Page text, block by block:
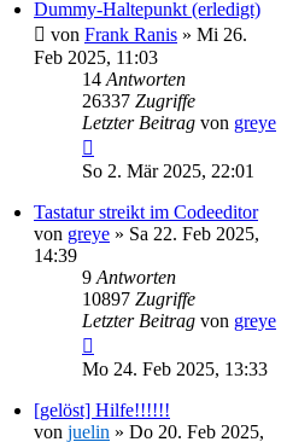
Dummy-Haltepunkt (erledigt)
von Frank Ranis » Mi 26.
Feb 2025, 11:03
14 Antworten
26337 Zugriffe
Letzter Beitrag von greye
So 2. Mär 2025, 22:01
Tastatur streikt im Codeeditor
von greye » Sa 22. Feb 2025,
14:39
9 Antworten
10897 Zugriffe
Letzter Beitrag von greye
Mo 24. Feb 2025, 13:33
[gelöst] Hilfe!!!!!!
von juelin » Do 20. Feb 2025,